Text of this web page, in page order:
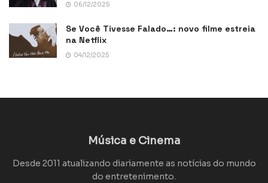
06/12/2025
Se Você Tivesse Falado…: novo filme estreia
na Netflix
04/12/2025
Música e Cinema
Desde 2011 atualizando diariamente as notícias do mundo
do entretenimento.